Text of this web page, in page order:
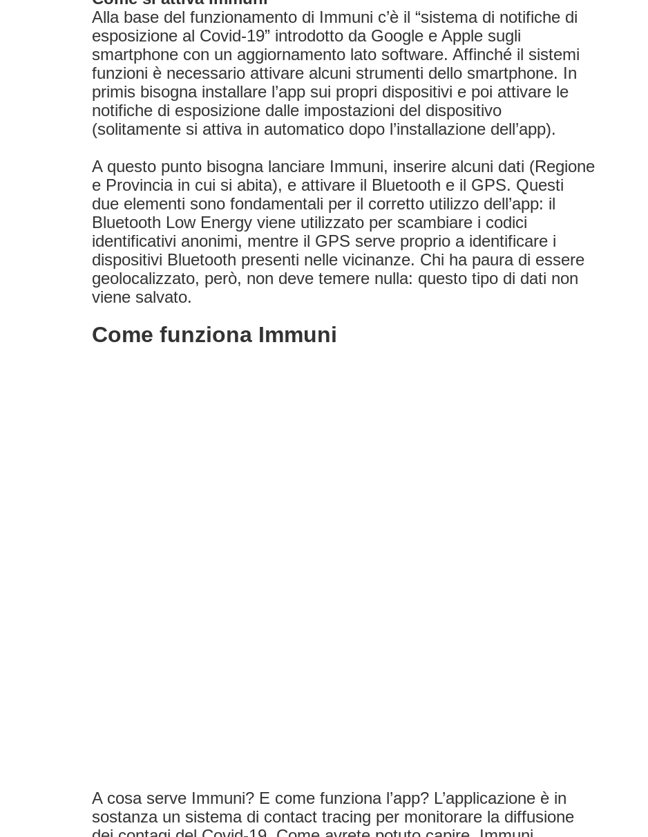
Alla base del funzionamento di Immuni c’è il “sistema di notifiche di
esposizione al Covid-19” introdotto da Google e Apple sugli
smartphone con un aggiornamento lato software. Affinché il sistemi
funzioni è necessario attivare alcuni strumenti dello smartphone. In
primis bisogna installare l’app sui propri dispositivi e poi attivare le
notifiche di esposizione dalle impostazioni del dispositivo
(solitamente si attiva in automatico dopo l’installazione dell’app).
A questo punto bisogna lanciare Immuni, inserire alcuni dati (Regione
e Provincia in cui si abita), e attivare il Bluetooth e il GPS. Questi
due elementi sono fondamentali per il corretto utilizzo dell’app: il
Bluetooth Low Energy viene utilizzato per scambiare i codici
identificativi anonimi, mentre il GPS serve proprio a identificare i
dispositivi Bluetooth presenti nelle vicinanze. Chi ha paura di essere
geolocalizzato, però, non deve temere nulla: questo tipo di dati non
viene salvato.
Come funziona Immuni
A cosa serve Immuni? E come funziona l’app? L’applicazione è in
sostanza un sistema di contact tracing per monitorare la diffusione